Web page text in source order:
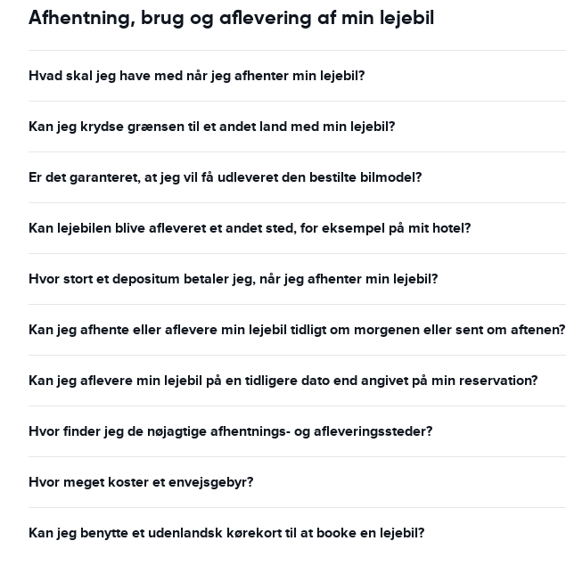
Afhentning, brug og aflevering af min lejebil
Hvad skal jeg have med når jeg afhenter min lejebil?
Kan jeg krydse grænsen til et andet land med min lejebil?
Er det garanteret, at jeg vil få udleveret den bestilte bilmodel?
Kan lejebilen blive afleveret et andet sted, for eksempel på mit hotel?
Hvor stort et depositum betaler jeg, når jeg afhenter min lejebil?
Kan jeg afhente eller aflevere min lejebil tidligt om morgenen eller sent om aftenen?
Kan jeg aflevere min lejebil på en tidligere dato end angivet på min reservation?
Hvor finder jeg de nøjagtige afhentnings- og afleveringssteder?
Hvor meget koster et envejsgebyr?
Kan jeg benytte et udenlandsk kørekort til at booke en lejebil?